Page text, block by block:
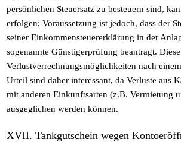
persönlichen Steuersatz zu besteuern sind,
erfolgen; Voraussetzung ist jedoch, dass der
seiner Einkommensteuererklärung in der
sogenannte Günstigerprüfung beantragt. Diese
Verlustverrechnungsmöglichkeiten nach
Urteil sind daher interessant, da Verluste aus
mit anderen Einkunftsarten (z.B. Vermietung
ausgeglichen werden können.
XVII. Tankgutschein wegen